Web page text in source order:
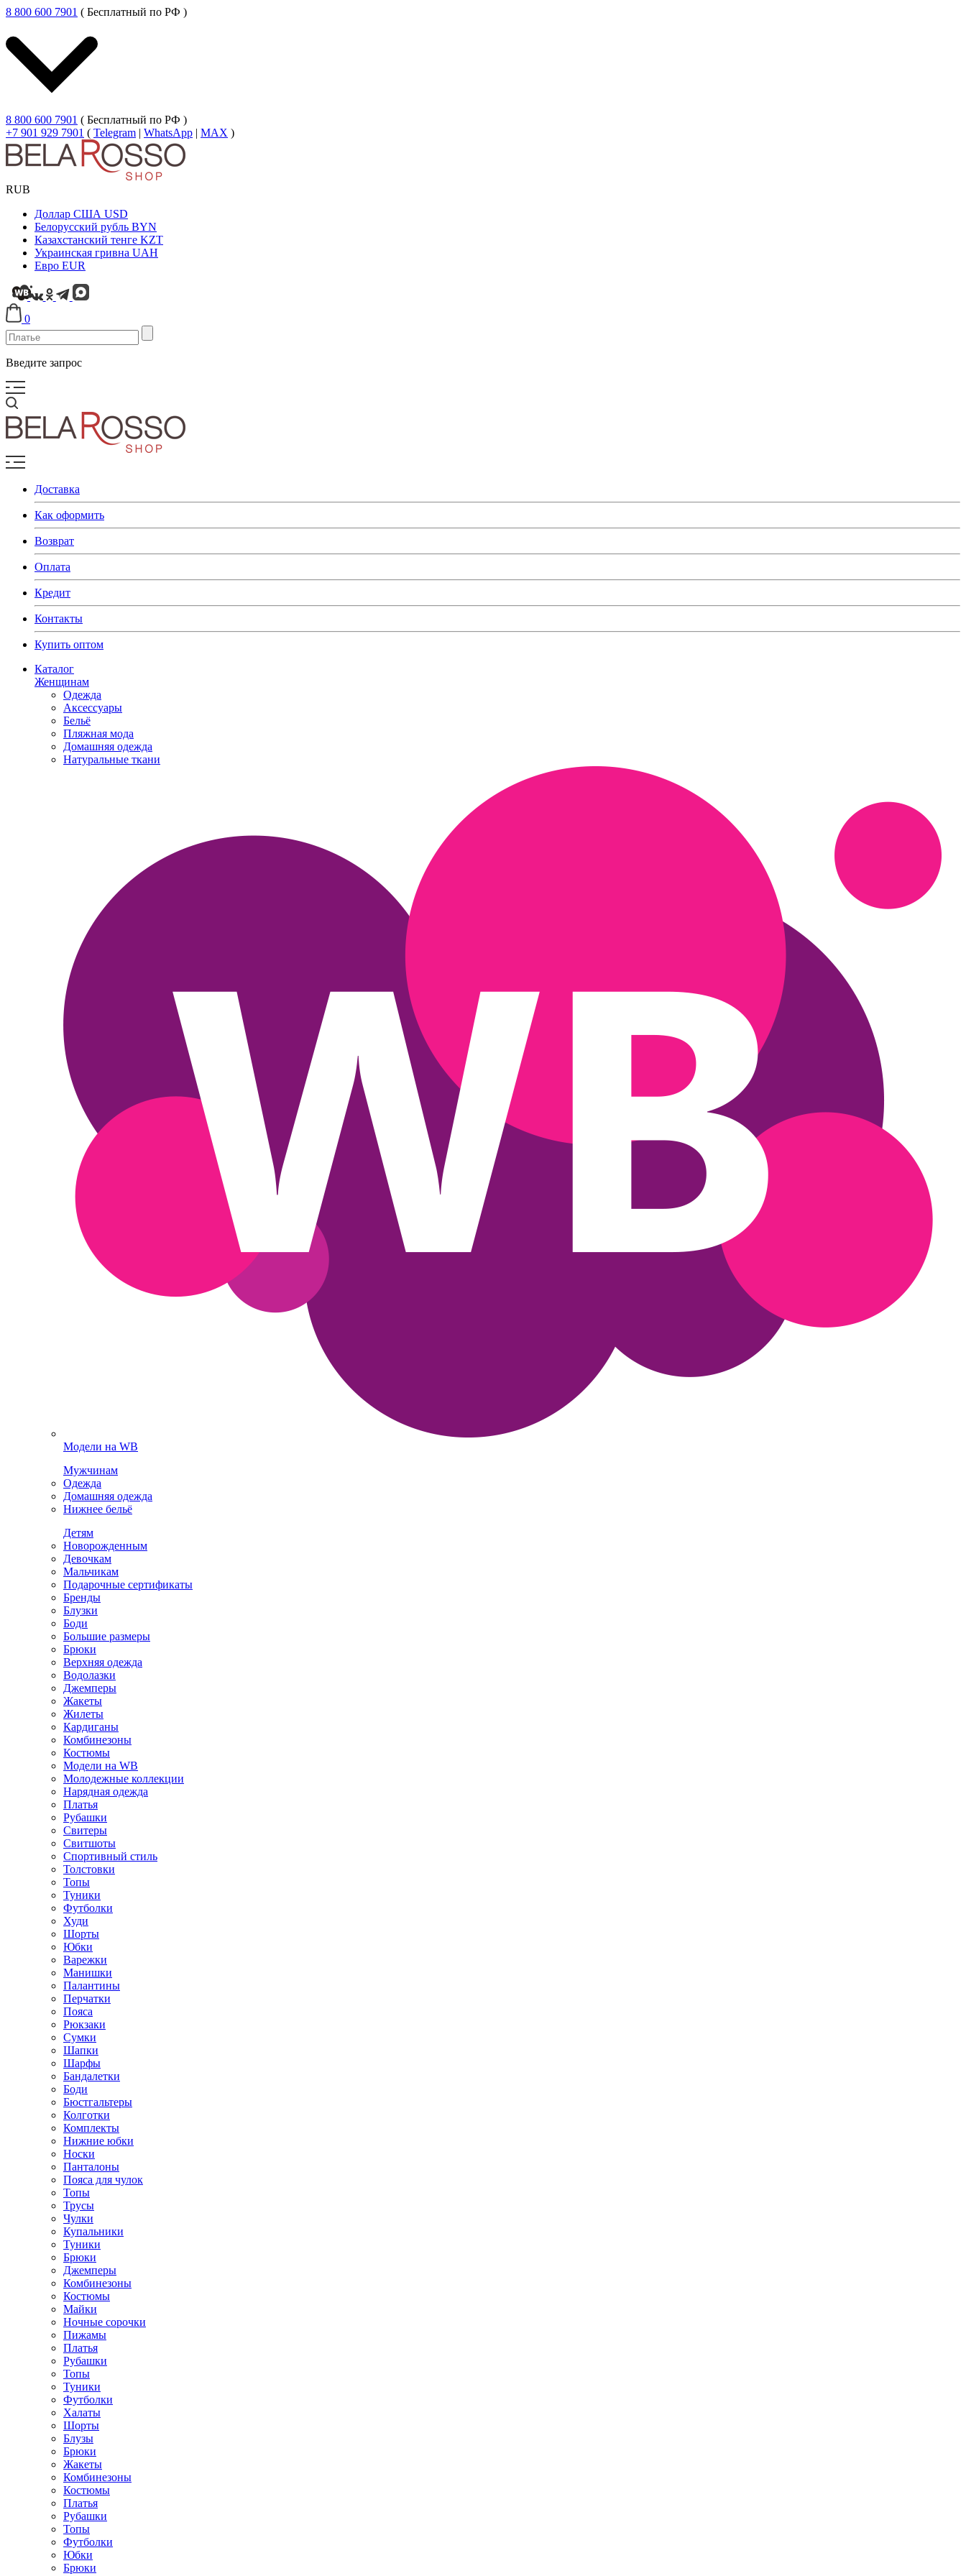
8 800 600 7901 ( Бесплатный по РФ )
8 800 600 7901 ( Бесплатный по РФ )
+7 901 929 7901 ( Telegram | WhatsApp | MAX )
RUB
Доллар США USD
Белорусский рубль BYN
Казахстанский тенге KZT
Украинская гривна UAH
Евро EUR
0
Введите запрос
Доставка
Как оформить
Возврат
Оплата
Кредит
Контакты
Купить оптом
Каталог
Женщинам
Одежда
Аксессуары
Бельё
Пляжная мода
Домашняя одежда
Натуральные ткани
Модели на WB
Мужчинам
Одежда
Домашняя одежда
Нижнее бельё
Детям
Новорожденным
Девочкам
Мальчикам
Подарочные сертификаты
Бренды
Блузки
Боди
Большие размеры
Брюки
Верхняя одежда
Водолазки
Джемперы
Жакеты
Жилеты
Кардиганы
Комбинезоны
Костюмы
Модели на WB
Молодежные коллекции
Нарядная одежда
Платья
Рубашки
Свитеры
Свитшоты
Спортивный стиль
Толстовки
Топы
Туники
Футболки
Худи
Шорты
Юбки
Варежки
Манишки
Палантины
Перчатки
Пояса
Рюкзаки
Сумки
Шапки
Шарфы
Бандалетки
Боди
Бюстгальтеры
Колготки
Комплекты
Нижние юбки
Носки
Панталоны
Поясa для чулок
Топы
Трусы
Чулки
Купальники
Туники
Брюки
Джемперы
Комбинезоны
Костюмы
Майки
Ночные сорочки
Пижамы
Платья
Рубашки
Топы
Туники
Футболки
Халаты
Шорты
Блузы
Брюки
Жакеты
Комбинезоны
Костюмы
Платья
Рубашки
Топы
Футболки
Юбки
Брюки